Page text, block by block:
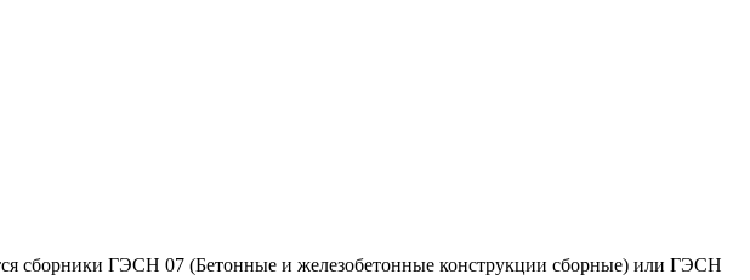
сборники ГЭСН 07 (Бетонные и железобетонные конструкции сборные) или ГЭСН